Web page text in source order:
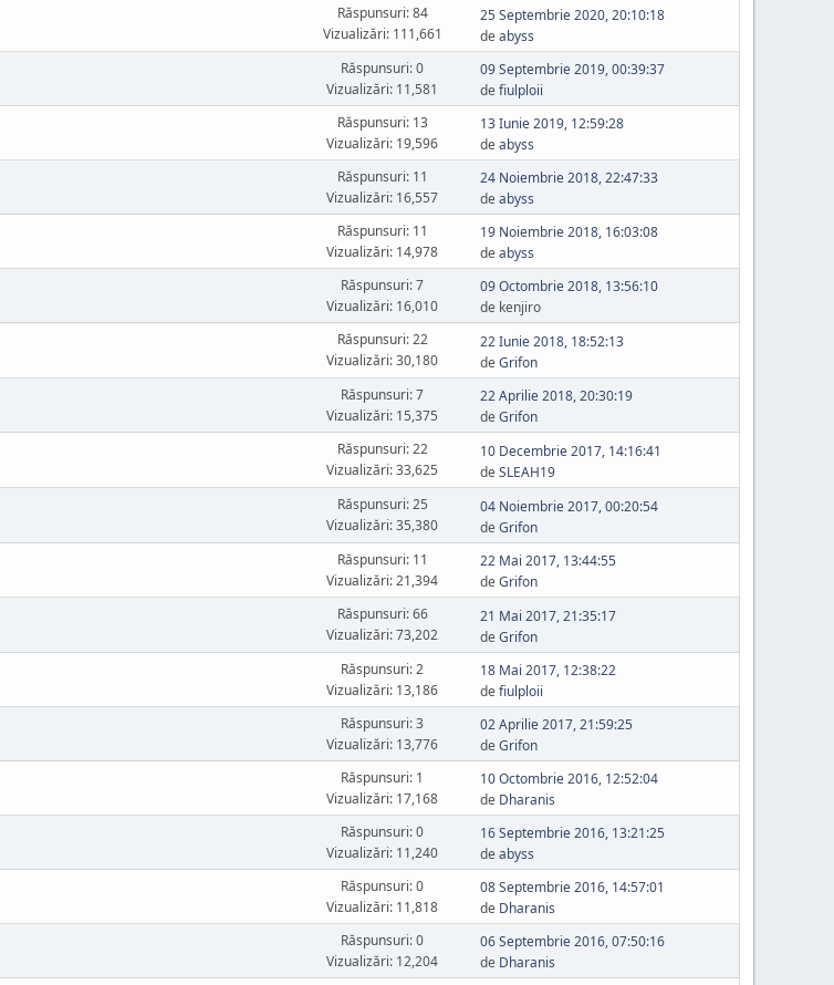
Răspunsuri: 84
Vizualizări: 111,661
25 Septembrie 2020, 20:10:18
de abyss
Răspunsuri: 0
Vizualizări: 11,581
09 Septembrie 2019, 00:39:37
de fiulploii
Răspunsuri: 13
Vizualizări: 19,596
13 Iunie 2019, 12:59:28
de abyss
Răspunsuri: 11
Vizualizări: 16,557
24 Noiembrie 2018, 22:47:33
de abyss
Răspunsuri: 11
Vizualizări: 14,978
19 Noiembrie 2018, 16:03:08
de abyss
Răspunsuri: 7
Vizualizări: 16,010
09 Octombrie 2018, 13:56:10
de kenjiro
Răspunsuri: 22
Vizualizări: 30,180
22 Iunie 2018, 18:52:13
de Grifon
Răspunsuri: 7
Vizualizări: 15,375
22 Aprilie 2018, 20:30:19
de Grifon
Răspunsuri: 22
Vizualizări: 33,625
10 Decembrie 2017, 14:16:41
de SLEAH19
Răspunsuri: 25
Vizualizări: 35,380
04 Noiembrie 2017, 00:20:54
de Grifon
Răspunsuri: 11
Vizualizări: 21,394
22 Mai 2017, 13:44:55
de Grifon
Răspunsuri: 66
Vizualizări: 73,202
21 Mai 2017, 21:35:17
de Grifon
Răspunsuri: 2
Vizualizări: 13,186
18 Mai 2017, 12:38:22
de fiulploii
Răspunsuri: 3
Vizualizări: 13,776
02 Aprilie 2017, 21:59:25
de Grifon
Răspunsuri: 1
Vizualizări: 17,168
10 Octombrie 2016, 12:52:04
de Dharanis
Răspunsuri: 0
Vizualizări: 11,240
16 Septembrie 2016, 13:21:25
de abyss
Răspunsuri: 0
Vizualizări: 11,818
08 Septembrie 2016, 14:57:01
de Dharanis
Răspunsuri: 0
Vizualizări: 12,204
06 Septembrie 2016, 07:50:16
de Dharanis